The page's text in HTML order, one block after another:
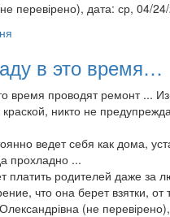
перевірено), дата: ср, 04/
в это время…
время проводят ремонт ... Из-
никто не
ведет себя как дома,
прохладно ...
платить родителей даже за
что она берет взятки,
(не перевірено)